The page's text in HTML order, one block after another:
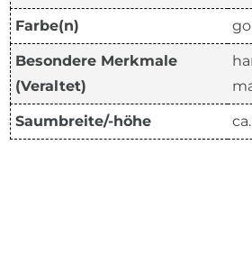
Farbe(n)
Besondere Merkmale
(Veraltet)
Saumbreite/-höhe